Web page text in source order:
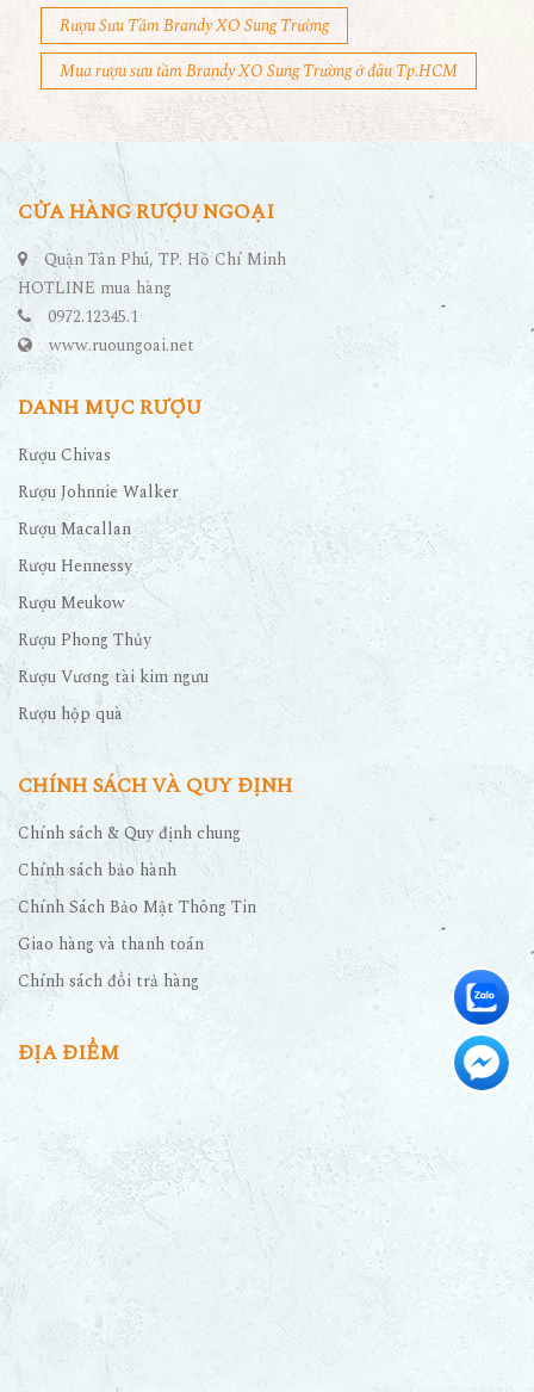
Rượu Sưu Tầm Brandy XO Sung Trường
Mua rượu sưu tầm Brandy XO Sung Trường ở đâu Tp.HCM
CỬA HÀNG RƯỢU NGOẠI
Quận Tân Phú, TP. Hồ Chí Minh
HOTLINE mua hàng
0972.12345.1
www.ruoungoai.net
DANH MỤC RƯỢU
Rượu Chivas
Rượu Johnnie Walker
Rượu Macallan
Rượu Hennessy
Rượu Meukow
Rượu Phong Thủy
Rượu Vương tài kim ngưu
Rượu hộp quà
CHÍNH SÁCH VÀ QUY ĐỊNH
Chính sách & Quy định chung
Chính sách bảo hành
Chính Sách Bảo Mật Thông Tin
Giao hàng và thanh toán
Chính sách đổi trả hàng
ĐỊA ĐIỂM